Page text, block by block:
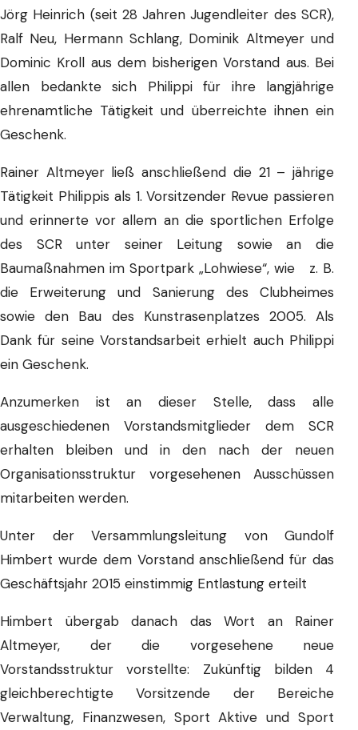
Jörg Heinrich (seit 28 Jahren Jugendleiter des SCR),
Ralf Neu, Hermann Schlang, Dominik Altmeyer und
Dominic Kroll aus dem bisherigen Vorstand aus. Bei
allen bedankte sich Philippi für ihre langjährige
ehrenamtliche Tätigkeit und überreichte ihnen ein
Geschenk.
Rainer Altmeyer ließ anschließend die 21 – jährige
Tätigkeit Philippis als 1. Vorsitzender Revue passieren
und erinnerte vor allem an die sportlichen Erfolge
des SCR unter seiner Leitung sowie an die
Baumaßnahmen im Sportpark „Lohwiese“, wie z. B.
die Erweiterung und Sanierung des Clubheimes
sowie den Bau des Kunstrasenplatzes 2005. Als
Dank für seine Vorstandsarbeit erhielt auch Philippi
ein Geschenk.
Anzumerken ist an dieser Stelle, dass alle
ausgeschiedenen Vorstandsmitglieder dem SCR
erhalten bleiben und in den nach der neuen
Organisationsstruktur vorgesehenen Ausschüssen
mitarbeiten werden.
Unter der Versammlungsleitung von Gundolf
Himbert wurde dem Vorstand anschließend für das
Geschäftsjahr 2015 einstimmig Entlastung erteilt
Himbert übergab danach das Wort an Rainer
Altmeyer, der die vorgesehene neue
Vorstandsstruktur vorstellte: Zukünftig bilden 4
gleichberechtigte Vorsitzende der Bereiche
Verwaltung, Finanzwesen, Sport Aktive und Sport